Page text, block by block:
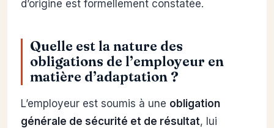
d’origine est formellement constatée.
Quelle est la nature des
obligations de l’employeur en
matière d’adaptation ?
L’employeur est soumis à une obligation
générale de sécurité et de résultat, lui